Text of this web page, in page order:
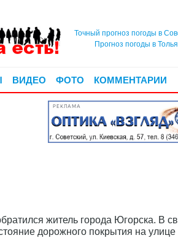
Точный прогноз погоды в
Прогноз погоды в
ВИДЕО ФОТО КОММЕНТАРИИ
РЕКЛАМА
житель города Югорска. В
дорожного покрытия на улице